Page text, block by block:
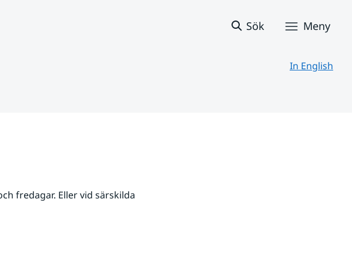
Sök Meny
In English
fredagar. Eller vid särskilda